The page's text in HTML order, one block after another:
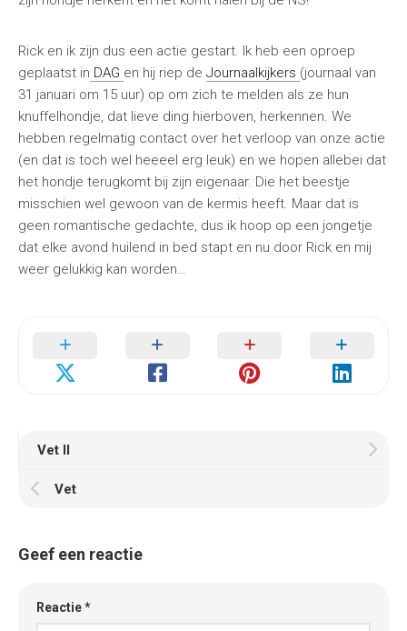
Rick en ik zijn dus een actie gestart. Ik heb een oproep
geplaatst in DAG en hij riep de Journaalkijkers (journaal van
31 januari om 15 uur) op om zich te melden als ze hun
knuffelhondje, dat lieve ding hierboven, herkennen. We
hebben regelmatig contact over het verloop van onze actie
(en dat is toch wel heeeel erg leuk) en we hopen allebei dat
het hondje terugkomt bij zijn eigenaar. Die het beestje
misschien wel gewoon van de kermis heeft. Maar dat is
geen romantische gedachte, dus ik hoop op een jongetje
dat elke avond huilend in bed stapt en nu door Rick en mij
weer gelukkig kan worden…
Vet II
Vet
Geef een reactie
Reactie*